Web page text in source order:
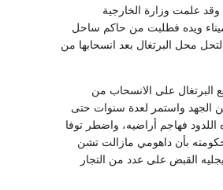
البرتغال من المنطقة وقد علمت وزارة الخارجية
ميناء ويده فطلبت من حاكم ساحل
محل البرتغال بعد انسحابها من
البرتغال على الانسحاب من
الكثير من الجهد واستمر لعدة سنوات حتى
فهاجم أراضيه، واضطر توفا
حكومته بأن داهومي مازالت تشن
كذلك القى جليجليه القبض على عدد من التجار